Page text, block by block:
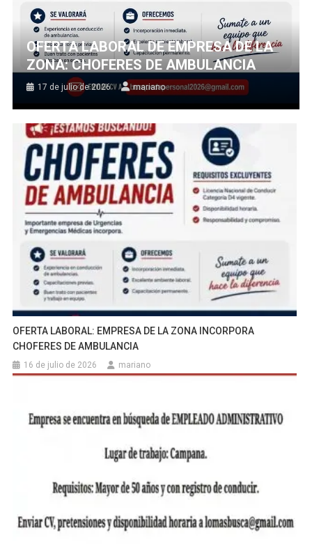
OFERTA LABORAL DE EMPRESA DE LA
ZONA: CHOFERES DE AMBULANCIA
17 de julio de 2026 mariano
OFERTA LABORAL: EMPRESA DE LA ZONA INCORPORA
CHOFERES DE AMBULANCIA
16 de julio de 2026 mariano